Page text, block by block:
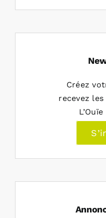
Créez
recevez